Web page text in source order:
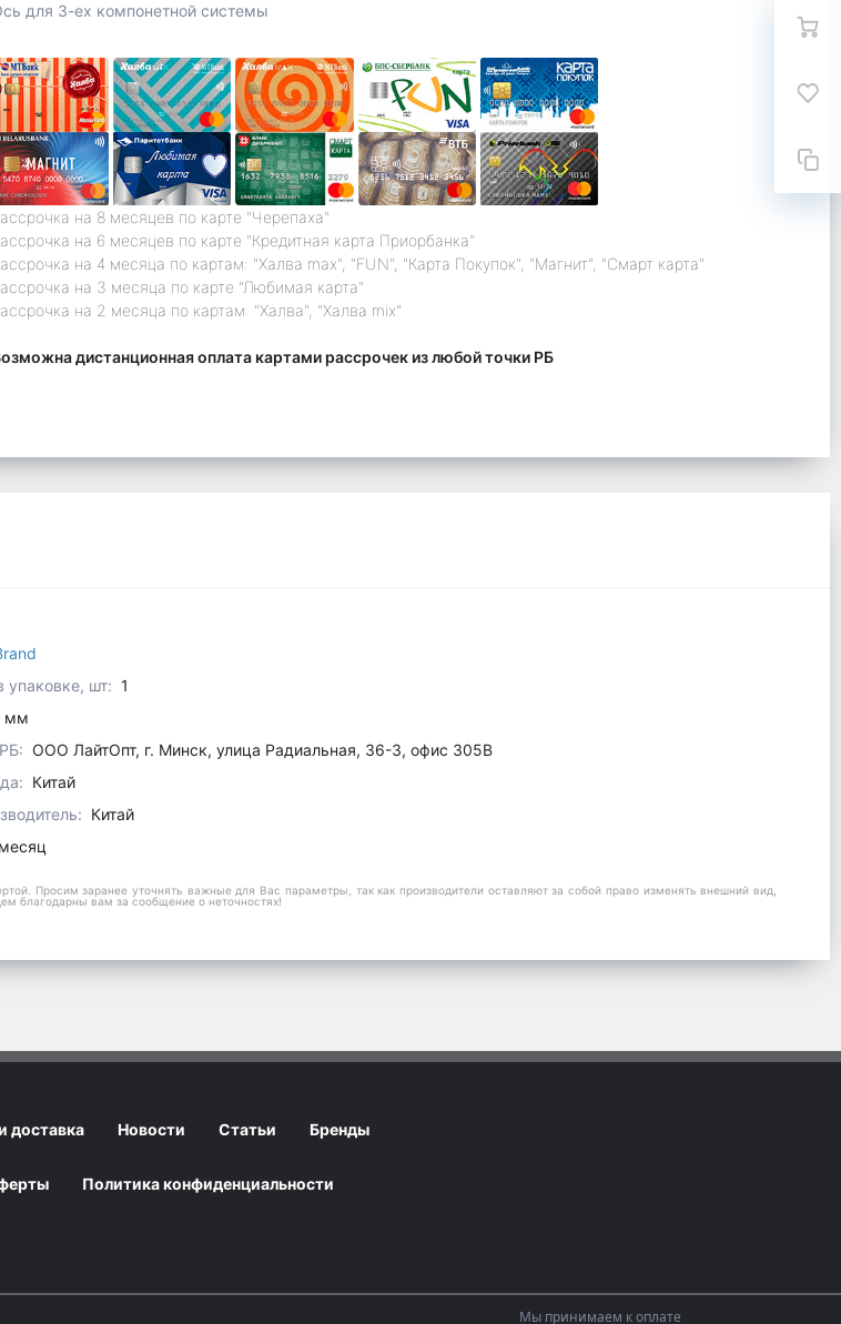
для 3-ех компонетной системы
на 8 месяцев по карте "Черепаха"
на 6 месяцев по карте "Кредитная карта Приорбанка"
на 4 месяца по картам: "Халва max", "FUN", "Карта Покупок", "Магнит", "Смарт карта"
на 3 месяца по карте "Любимая карта"
на 2 месяца по картам: "Халва", "Халва mix"
дистанционная оплата картами рассрочек из любой точки РБ
упаковке, шт: 1
мм
ООО ЛайтОпт, г. Минск, улица Радиальная, 36-3, офис 305В
Китай
Китай
Просим заранее уточнять важные для Вас параметры, так как производители оставляют за собой право изменять внешний вид,
благодарны вам за сообщение о неточностях!
доставка Новости Статьи Бренды
Политика конфиденциальности
Мы принимаем к оплате